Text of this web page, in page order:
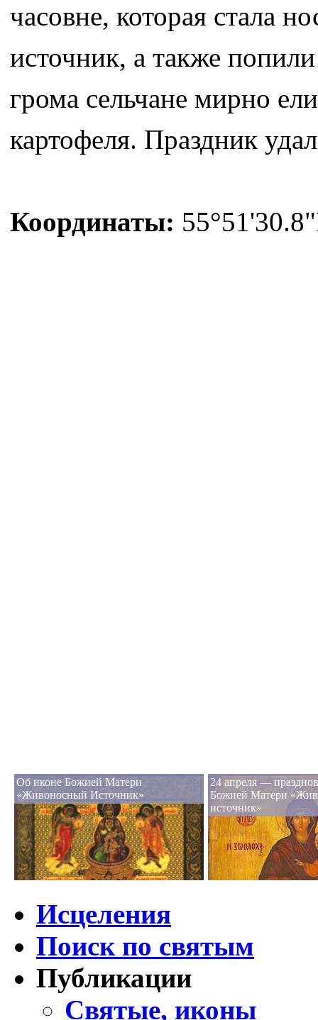
часовне, которая стала
источник, а также
грома сельчане мирно
картофеля. Праздник
Координаты:
Об иконе Божией Матери
«Живоносный Источник»
24 апреля —
Божией Матери
источник»
Исцеления
Поиск по святым
Публикации
Святые, иконы